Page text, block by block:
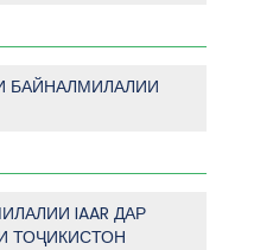
IAAR ДАР
ТОҶИКИСТОН